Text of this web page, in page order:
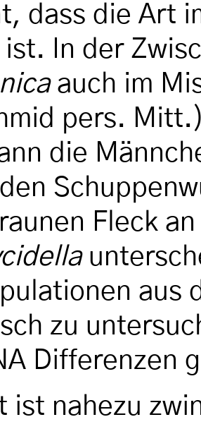
dass die Art
ist. In der
auch im
pers.
die
Fleck
aus
zu
Differenzen
ist nahezu